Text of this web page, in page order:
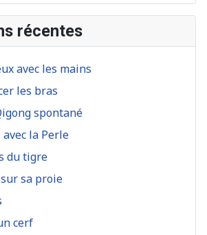
récentes
avec les mains
les bras
spontané
la Perle
du tigre
sa proie
cerf